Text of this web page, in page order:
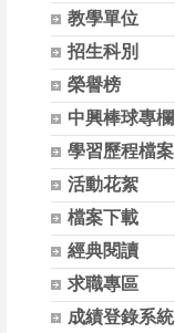
教學單位
招生科別
榮譽榜
中興棒球專欄
學習歷程檔案
活動花絮
檔案下載
經典閱讀
求職專區
成績登錄系統